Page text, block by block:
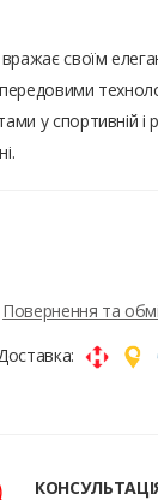
своїм
у спортивній і
Повернення та